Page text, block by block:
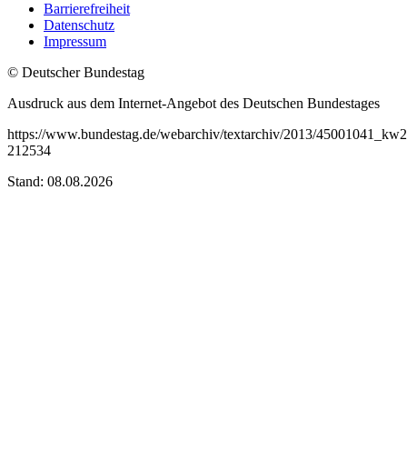
Barrierefreiheit
Datenschutz
Impressum
© Deutscher Bundestag
Ausdruck aus dem Internet-Angebot des Deutschen Bundestages
https://www.bundestag.de/webarchiv/textarchiv/2013/
212534
Stand: 08.08.2026